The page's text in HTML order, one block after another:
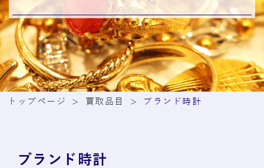
トップページ 買取品目 ブランド時計
ブランド時計